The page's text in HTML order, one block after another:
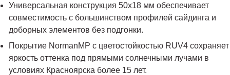
Универсальная конструкция 50х18 мм обеспечивает
совместимость с большинством профилей сайдинга и
доборных элементов без подгонки.
Покрытие NormanMP с цветостойкостью RUV4 сохраняет
яркость оттенка под прямыми солнечными лучами в
условиях Красноярска более 15 лет.